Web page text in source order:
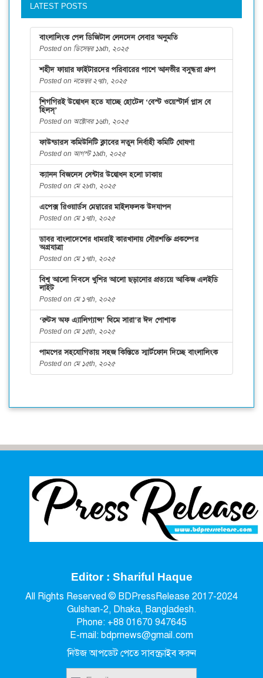
LATEST POSTS
বাংলালিংক পেল ডিজিটাল লেনদেন সেবার অনুমতি
Posted on ডিসেম্বর ১৯th, ২০২৫
শহীদ ফায়ার ফাইটারদের পরিবারের পাশে আনভীর বসুন্ধরা গ্রুপ
Posted on নভেম্বর ২৭th, ২০২৫
শিগগিরই উদ্বোধন হতে যাচ্ছে হোটেল ‘বেস্ট ওয়েস্টার্ন প্লাস বে
হিলস্’
Posted on অক্টোবর ১৬th, ২০২৫
ফাউন্ডারস কমিউনিটি ক্লাবের নতুন নির্বাহী কমিটি ঘোষণা
Posted on আগস্ট ১৯th, ২০২৫
ক্যানন বিজনেস সেন্টার উদ্বোধন হলো ঢাকায়
Posted on মে ২৮th, ২০২৫
এপেক্স রিওয়ার্ডস মেম্বারের মাইলফলক উদযাপন
Posted on মে ১৭th, ২০২৫
ডাবর বাংলাদেশের ধামরাই কারখানায় সৌরশক্তি প্রকল্পের
অগ্রযাত্রা
Posted on মে ১৭th, ২০২৫
বিশ্ব আলো দিবসে খুশির আলো ছড়ানোর প্রত্যয়ে আকিজ এলইডি
লাইট
Posted on মে ১৭th, ২০২৫
‘রুটস অফ এ্যালিগ্যান্স’ থিমে সারা’র ঈদ পোশাক
Posted on মে ১৫th, ২০২৫
পামপের সহযোগিতায় সহজ কিস্তিতে স্মার্টফোন দিচ্ছে বাংলালিংক
Posted on মে ১৫th, ২০২৫
Editor : Shariful Haque
All Rights Reserved © BDPressRelease 2017-2024
Gulshan-2, Dhaka, Bangladesh.
Phone: +88 01670 947645
E-mail: bdprnews@gmail.com
নিউজ আপডেট পেতে সাবস্ক্রাইব করুন